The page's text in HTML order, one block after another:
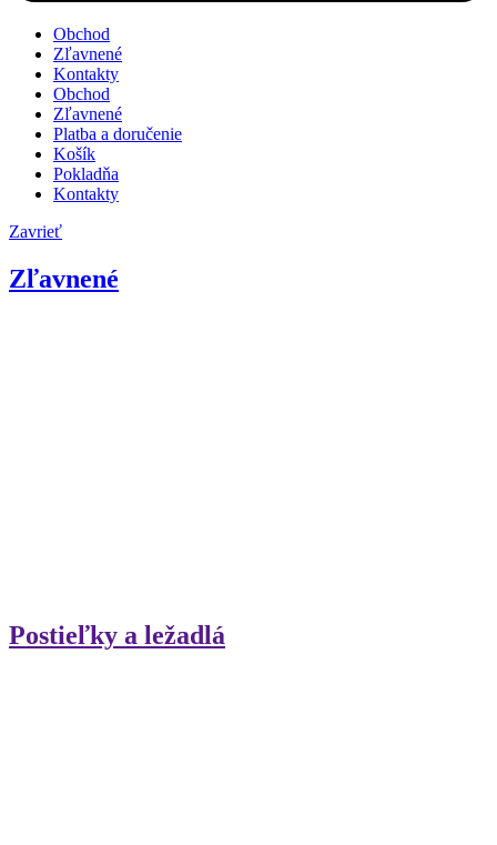
Obchod
Zľavnené
Kontakty
Obchod
Zľavnené
Platba a doručenie
Košík
Pokladňa
Kontakty
Zavrieť
Zľavnené
Postieľky a ležadlá